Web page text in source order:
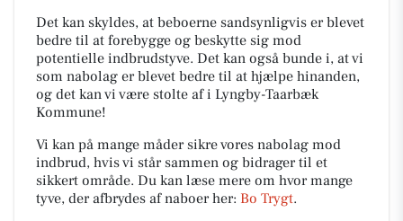
Det kan skyldes, at beboerne sandsynligvis er blevet
bedre til at forebygge og beskytte sig mod
potentielle indbrudstyve. Det kan også bunde i, at vi
som nabolag er blevet bedre til at hjælpe hinanden,
og det kan vi være stolte af i Lyngby-Taarbæk
Kommune!
Vi kan på mange måder sikre vores nabolag mod
indbrud, hvis vi står sammen og bidrager til et
sikkert område. Du kan læse mere om hvor mange
tyve, der afbrydes af naboer her: Bo Trygt.